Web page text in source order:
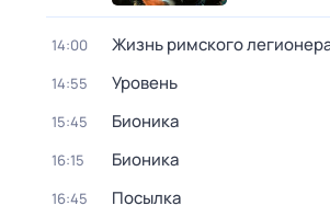
14:00 Жизнь римского
14:55 Уровень
15:45 Бионика
16:15 Бионика
16:45 Посылка